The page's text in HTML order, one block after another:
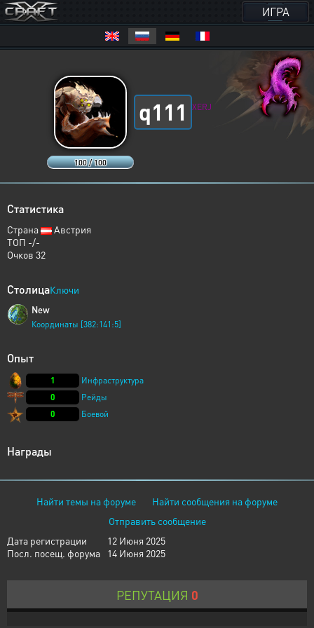
ИГРА
100 / 100
q111 XERJ
Статистика
Страна
Австрия
ТОП -/-
Очков 32
СтолицаКлючи
New
Координаты [382:141:5]
Опыт
1
Инфраструктура
0
Рейды
0
Боевой
Награды
Найти темы на форуме
Найти сообщения на форуме
Отправить сообщение
Дата регистрации
12 Июня 2025
Посл. посещ. форума
14 Июня 2025
РЕПУТАЦИЯ 0